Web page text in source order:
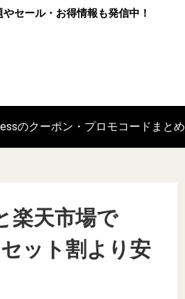
セール・お得情報も発信中！
のクーポン・プロモコードまとめ
楽天市場で
ット割より安